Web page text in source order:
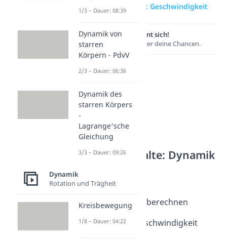
zur Videoseite: Geschwindigkeit
Lernen lohnt sich!
Entdecke hier deine Chancen.
Weitere Inhalte: Dynamik
Geschwindigkeit
Geschwindigkeit berechnen
Durchschnittsgeschwindigkeit
1/3 – Dauer: 08:39
Dynamik von
starren
Körpern - PdvV
2/3 – Dauer: 06:36
Dynamik des
starren Körpers
-
Lagrange'sche
Gleichung
3/3 – Dauer: 09:26
Dynamik
Rotation und Trägheit
Kreisbewegung
1/8 – Dauer: 04:22